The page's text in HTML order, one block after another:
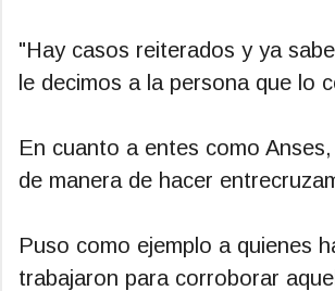
"Hay casos reiterados y ya
le decimos a la persona que lo
En cuanto a entes como
de manera de hacer
Puso como ejemplo a quienes
trabajaron para corroborar